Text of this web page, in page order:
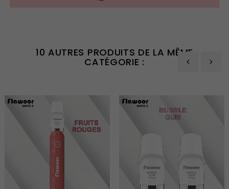
10 AUTRES PRODUITS DE LA MÊME
CATÉGORIE :